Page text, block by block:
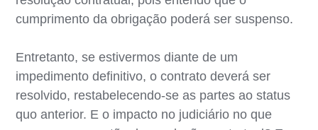
cumprimento da obrigação poderá ser suspenso.
Entretanto, se estivermos diante de um
impedimento definitivo, o contrato deverá ser
resolvido, restabelecendo-se as partes ao status
quo anterior. E o impacto no judiciário no que